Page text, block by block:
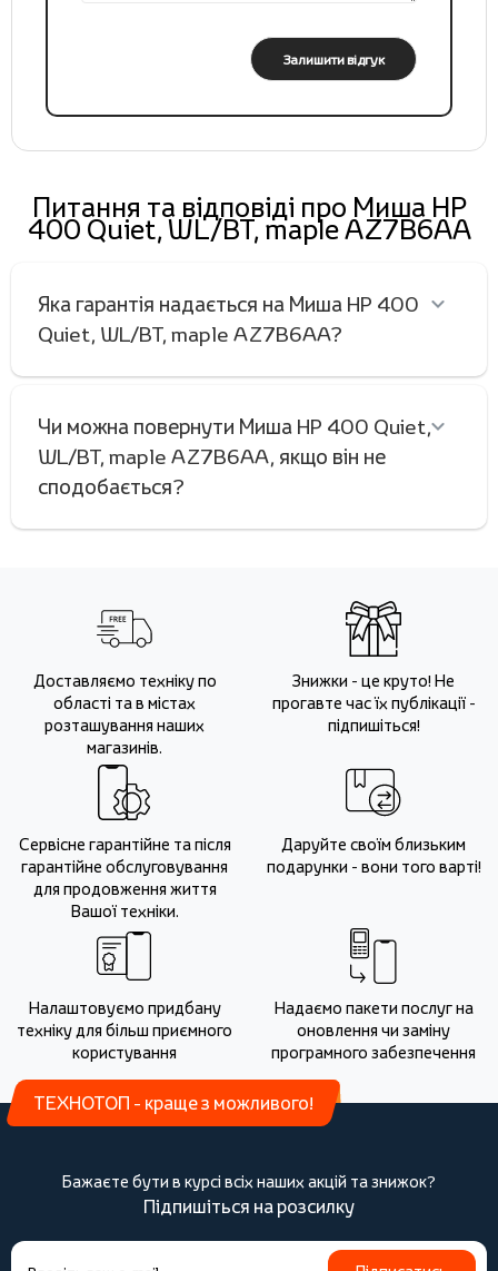
Залишити відгук
Питання та відповіді про Миша HP
400 Quiet, WL/BT, maple AZ7B6AA
Яка гарантія надається на Миша HP 400
Quiet, WL/BT, maple AZ7B6AA?
Чи можна повернути Миша HP 400 Quiet,
WL/BT, maple AZ7B6AA, якщо він не
сподобається?
Доставляємо техніку по
області та в містах
розташування наших
магазинів.
Знижки - це круто! Не
прогавте час їх публікації -
підпишіться!
Сервісне гарантійне та після
гарантійне обслуговування
для продовження життя
Вашої техніки.
Даруйте своїм близьким
подарунки - вони того варті!
Налаштовуємо придбану
техніку для більш приємного
користування
Надаємо пакети послуг на
оновлення чи заміну
програмного забезпечення
ТЕХНОТОП - краще з можливого!
Бажаєте бути в курсі всіх наших акцій та знижок?
Підпишіться на розсилку